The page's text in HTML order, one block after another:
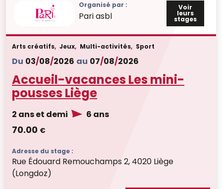
Organisé par :
Pari asbl
Voir
leurs
stages
Arts créatifs, Jeux, Multi-activités, Sport
Du 03/08/2026 au 07/08/2026
Accueil-vacances Les mini-
pousses Liège
2 ans et demi 6 ans
70.00 €
Adresse du stage :
Rue Édouard Remouchamps 2, 4020 Liège
(Longdoz)